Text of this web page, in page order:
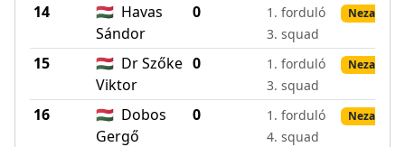
14 🇭🇺 Havas
Sándor
0
1. forduló
3. squad
15 🇭🇺 Dr Szőke
Viktor
0
1. forduló
3. squad
16 🇭🇺 Dobos
Gergő
0
1. forduló
4. squad